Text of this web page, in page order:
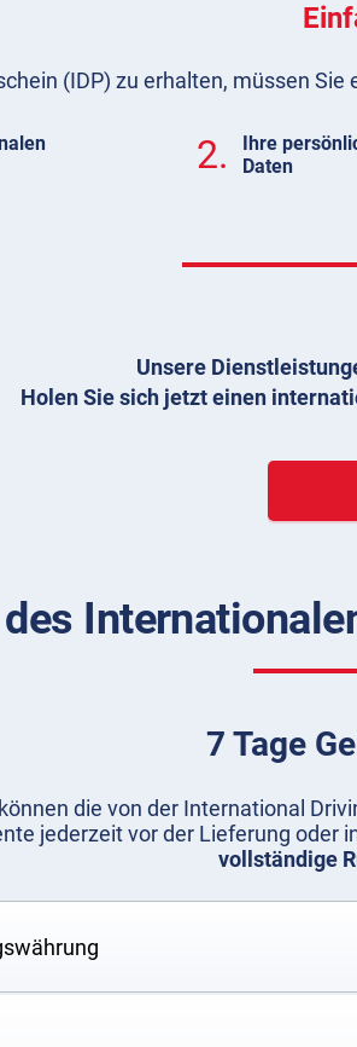
(IDP) zu erhalten, müssen
2.
Ihre
Daten
Unsere
Holen Sie sich jetzt einen
7 Tage
die von der International
jederzeit vor der Lieferung oder
vollständige